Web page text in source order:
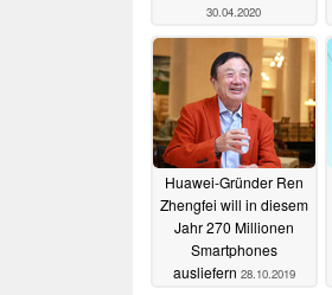
30.04.2020
Huawei-Gründer Ren
Zhengfei will in diesem
Jahr 270 Millionen
Smartphones
ausliefern 28.10.2019